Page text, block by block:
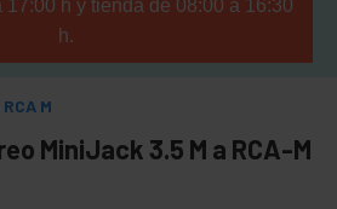
h y tienda de 08:00 a 16:30
h.
M
MiniJack 3.5 M a RCA-M